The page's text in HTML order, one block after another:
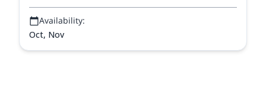
Availability:
Oct, Nov